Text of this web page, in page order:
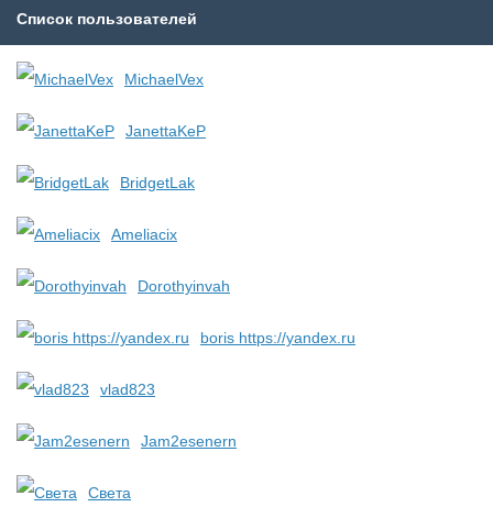
Список пользователей
MichaelVex
JanettaKeP
BridgetLak
Ameliacix
Dorothyinvah
boris https://yandex.ru
vlad823
Jam2esenern
Света